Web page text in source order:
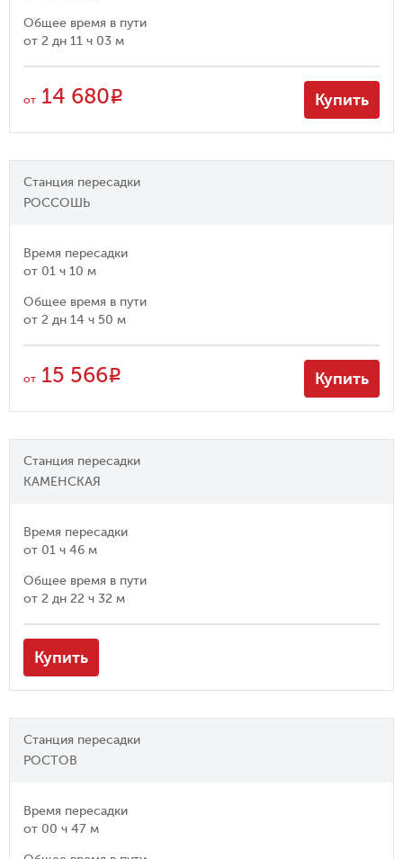
Общее время в пути
от 2 дн 11 ч 03 м
от 14 680R Купить
Станция пересадки
РОССОШЬ
Время пересадки
от 01 ч 10 м
Общее время в пути
от 2 дн 14 ч 50 м
от 15 566R Купить
Станция пересадки
КАМЕНСКАЯ
Время пересадки
от 01 ч 46 м
Общее время в пути
от 2 дн 22 ч 32 м
Купить
Станция пересадки
РОСТОВ
Время пересадки
от 00 ч 47 м